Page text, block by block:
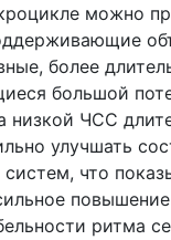
можно
более
большой
низкой ЧСС
улучшать
что
ритма